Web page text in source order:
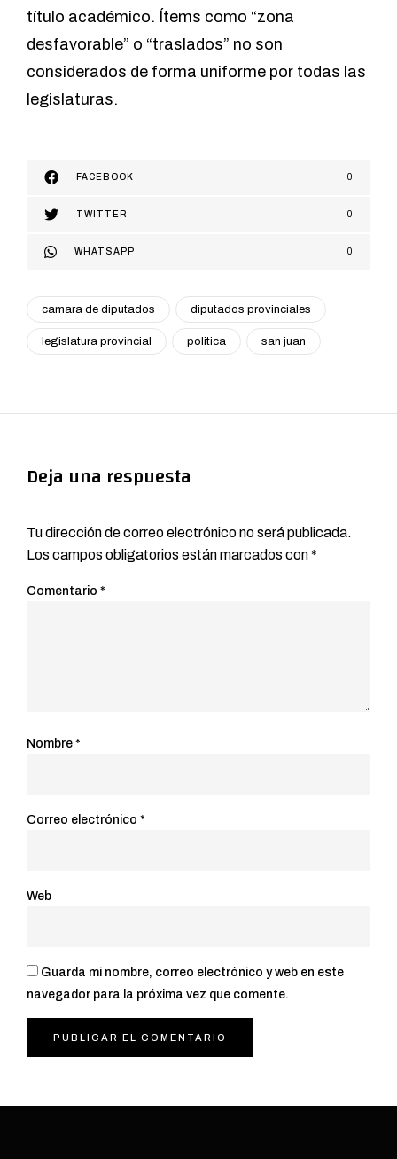
título académico. Ítems como “zona
desfavorable” o “traslados” no son
considerados de forma uniforme por todas las
legislaturas.
FACEBOOK 0
TWITTER 0
WHATSAPP 0
camara de diputados diputados provinciales
legislatura provincial politica san juan
Deja una respuesta
Tu dirección de correo electrónico no será publicada.
Los campos obligatorios están marcados con*
Comentario *
Nombre *
Correo electrónico *
Web
Guarda mi nombre, correo electrónico y web en este
navegador para la próxima vez que comente.